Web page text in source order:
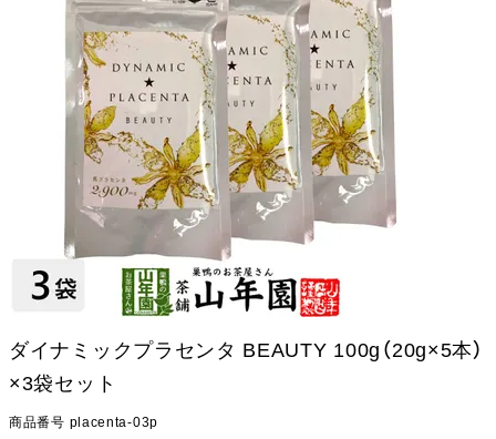
ダイナミックプラセンタ BEAUTY 100g（20g×5本）
×3袋セット
商品番号 placenta-03p